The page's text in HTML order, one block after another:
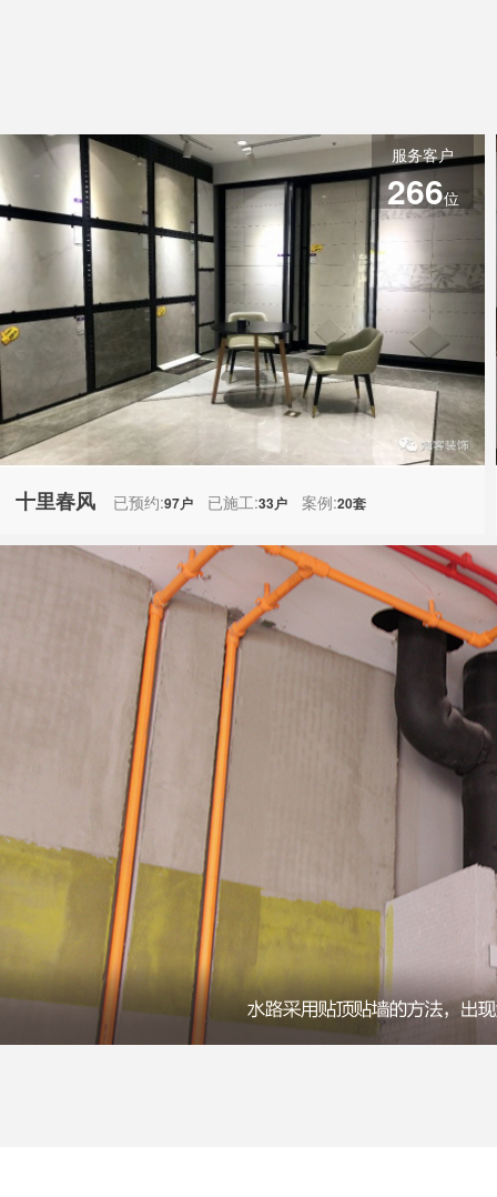
十里春风 已预约:97户 已施工:33户 案例:20套
服务客户
266位